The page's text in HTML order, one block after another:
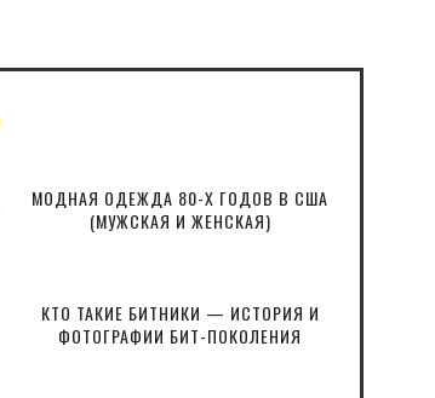
МОДНАЯ ОДЕЖДА 80-Х ГОДОВ В США
(МУЖСКАЯ И ЖЕНСКАЯ)
КТО ТАКИЕ БИТНИКИ — ИСТОРИЯ И
ФОТОГРАФИИ БИТ-ПОКОЛЕНИЯ